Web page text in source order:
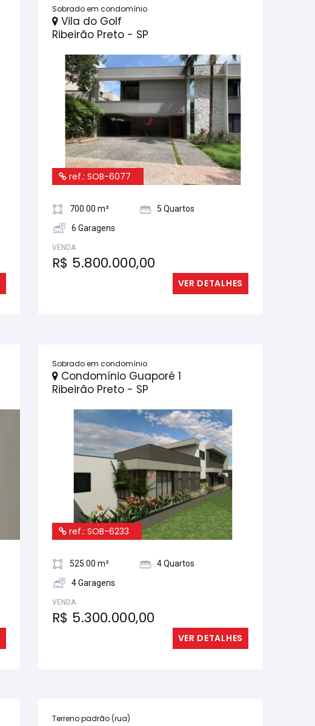
Sobrado em condomínio
Vila do Golf
Ribeirão Preto - SP
ref.: SOB-6077
700.00 m²
5 Quartos
6 Garagens
VENDA
R$ 5.800.000,00
VER DETALHES
Sobrado em condomínio
Condomínio Guaporé 1
Ribeirão Preto - SP
ref.: SOB-6233
525.00 m²
4 Quartos
4 Garagens
VENDA
R$ 5.300.000,00
VER DETALHES
Terreno padrão (rua)